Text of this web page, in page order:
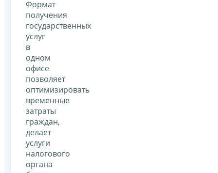
Формат
получения
государственных
услуг
в
одном
офисе
позволяет
оптимизировать
временные
затраты
граждан,
делает
услуги
налогового
органа